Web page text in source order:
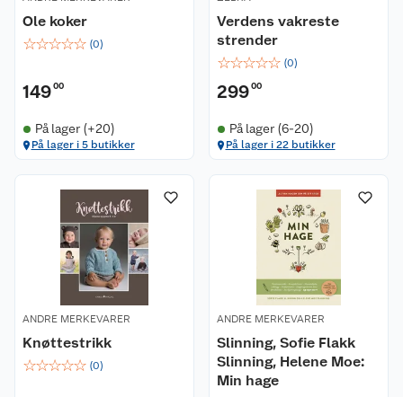
Ole koker
☆☆☆☆☆ (0)
14900
På lager (+20)
På lager i 5 butikker
Verdens vakreste
strender
☆☆☆☆☆ (0)
29900
På lager (6-20)
På lager i 22 butikker
ANDRE MERKEVARER
Knøttestrikk
☆☆☆☆☆ (0)
ANDRE MERKEVARER
Slinning, Sofie Flakk
Slinning, Helene Moe:
Min hage